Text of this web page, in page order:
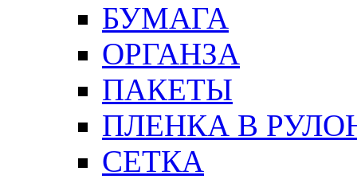
БУМАГА
ОРГАНЗА
ПАКЕТЫ
ПЛЕНКА В
СЕТКА